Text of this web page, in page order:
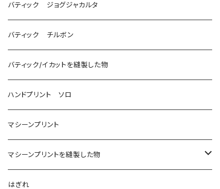
バティック ジョグジャカルタ
バティック チルボン
バティック/イカットを縫製した物
ハンドプリント ソロ
マシーンプリント
マシーンプリントを縫製した物
アロハシャツ
はぎれ